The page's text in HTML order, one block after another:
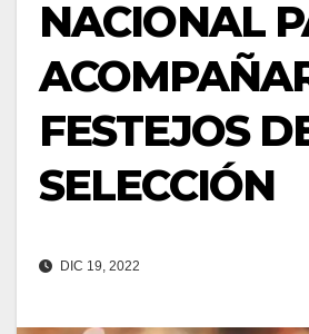
NACIONAL
FESTEJOS
SELECCIÓN
DIC 19, 2022